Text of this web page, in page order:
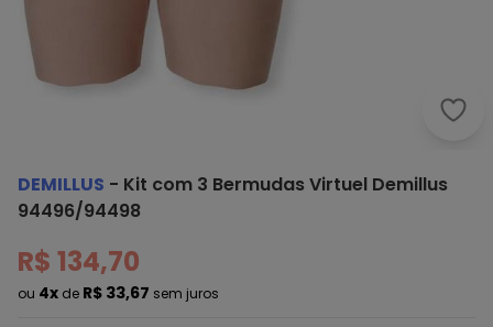
DEMILLUS - Kit com 3 Bermudas Virtuel Demillus
94496/94498
R$ 134,70
ou 4x de R$ 33,67 sem juros